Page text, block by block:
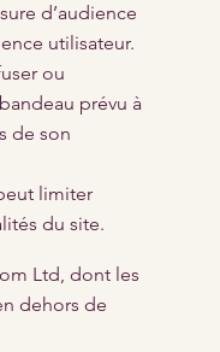
d’audience
utilisateur.
ou
prévu à
de son
limiter
du site.
Ltd, dont les
dehors de